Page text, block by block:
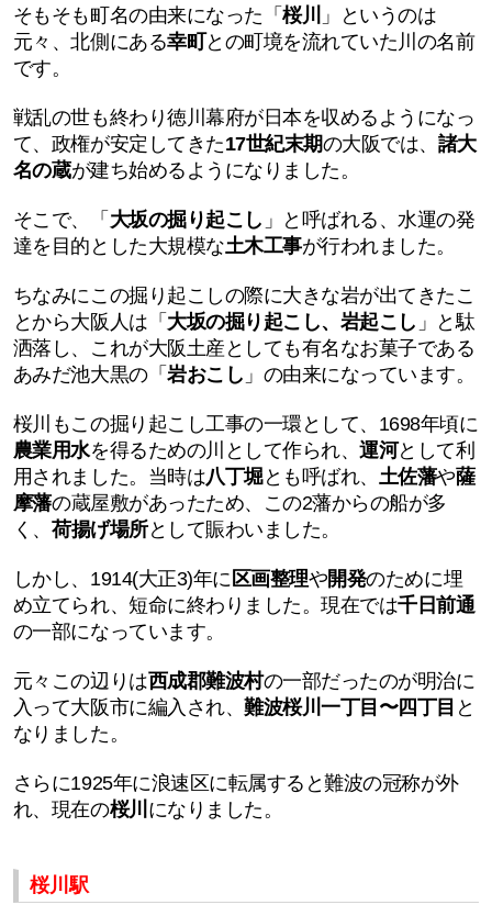
そもそも町名の由来になった「桜川
」というのは
元々、北側にある幸町との町境を流れていた川の名前
です。
戦乱の世も終わり徳川幕府が日本を収めるようになっ
て、政権が安定してきた17世紀末期の大阪では、 諸大
名の蔵が建ち始めるようになりました。
そこで、「 大坂の掘り起こし 」と呼ばれる、 水運の発
達を目的とした大規模な土木工事が行われました。
ちなみにこの掘り起こしの際に大きな岩が出てきたこ
とから大阪人は「 大坂の掘り起こし、岩起こし 」と駄
洒落し、これが大阪土産としても有名なお菓子である
あみだ池大黒の「岩おこし 」の由来になっています。
桜川もこの掘り起こし工事の一環として、 1698年頃に
農業用水を得るための川として作られ、運河として利
用されました。 当時は八丁堀とも呼ばれ、 土佐藩や薩
摩藩の蔵屋敷があったため、この2藩からの船が多
く、 荷揚げ場所として賑わいました。
しかし、1914(大正3)年に 区画整理や開発のために埋
め立てられ、短命に終わりました。現在では千日前通
の一部になっています。
元々この辺りは西成郡難波村の一部だったのが明治に
入って大阪市に編入され、難波桜川一丁目〜四丁目 と
なりました。
さらに1925年に浪速区に転属すると難波の冠称が外
れ、現在の桜川 になりました。
桜川駅